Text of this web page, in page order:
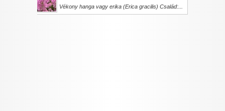
Vékony hanga vagy erika (Erica gracilis) Család:...